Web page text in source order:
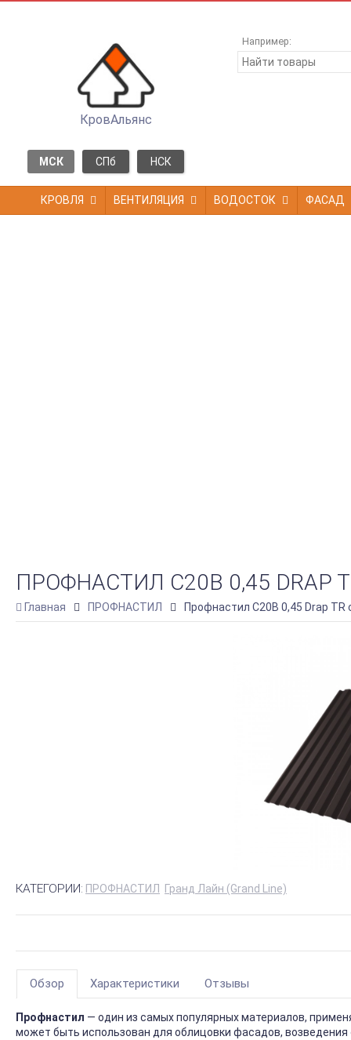
КровАльянс
МСК СПб НСК
Например:
КРОВЛЯ ВЕНТИЛЯЦИЯ ВОДОСТОК ФАСАД
ПРОФНАСТИЛ C20B 0,45 DRAP
Главная ПРОФНАСТИЛ Профнастил C20B 0,45 Drap TR
КАТЕГОРИИ: ПРОФНАСТИЛ Гранд Лайн (Grand Line)
Обзор Характеристики Отзывы
Профнастил — один из самых популярных материалов,
может быть использован для облицовки фасадов,